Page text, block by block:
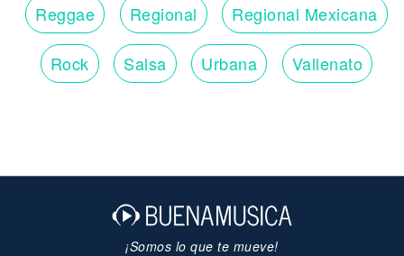
Reggae Regional Regional Mexicana
Rock Salsa Urbana Vallenato
¡Somos lo que te mueve!